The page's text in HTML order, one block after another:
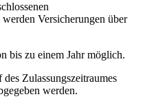
Versicherungen über
bis zu einem Jahr möglich.
Zulassungszeitraumes
werden.